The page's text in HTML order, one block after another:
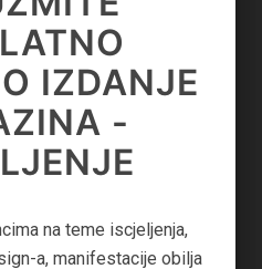
RAZVOĐENJA, ZAVOĐENJE
U OSLOBAĐANJU STRAHOVA I
IZDANJE
- MOĆ
na teme manifestacije
IZDANJE
-
na teme iscjeljenja,
a, manifestacije obilja